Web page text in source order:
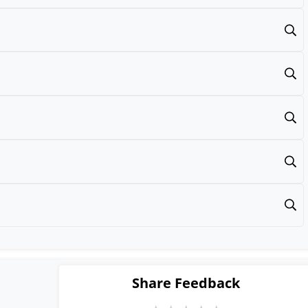
Share Feedback